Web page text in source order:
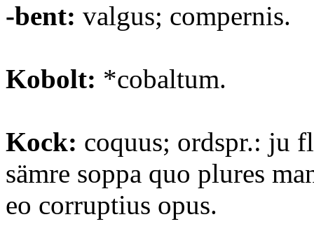
-bent: valgus; compernis.
Kobolt: *cobaltum.
Kock: coquus; ordspr.: ju
sämre soppa quo plures
eo corruptius opus.